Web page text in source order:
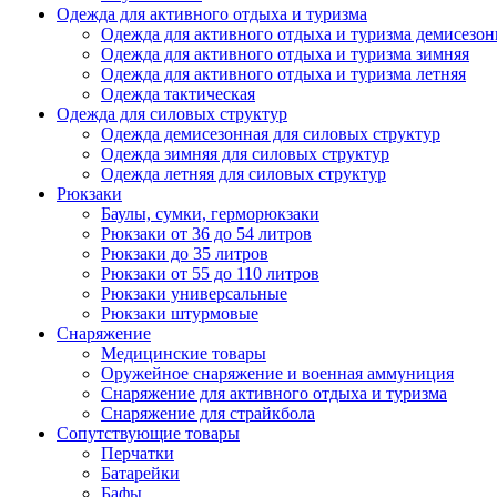
Одежда для активного отдыха и туризма
Одежда для активного отдыха и туризма
Одежда для активного отдыха и туризма зимняя
Одежда для активного отдыха и туризма летняя
Одежда тактическая
Одежда для силовых структур
Одежда демисезонная для силовых структур
Одежда зимняя для силовых структур
Одежда летняя для силовых структур
Рюкзаки
Баулы, сумки, герморюкзаки
Рюкзаки от 36 до 54 литров
Рюкзаки до 35 литров
Рюкзаки от 55 до 110 литров
Рюкзаки универсальные
Рюкзаки штурмовые
Снаряжение
Медицинские товары
Оружейное снаряжение и военная аммуниция
Снаряжение для активного отдыха и туризма
Снаряжение для страйкбола
Сопутствующие товары
Перчатки
Батарейки
Бафы